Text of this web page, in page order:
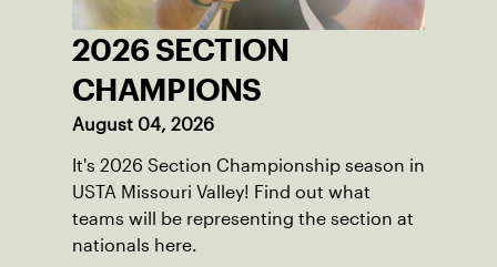
2026 SECTION
CHAMPIONS
August 04, 2026
It's 2026 Section Championship season in
USTA Missouri Valley! Find out what
teams will be representing the section at
nationals here.